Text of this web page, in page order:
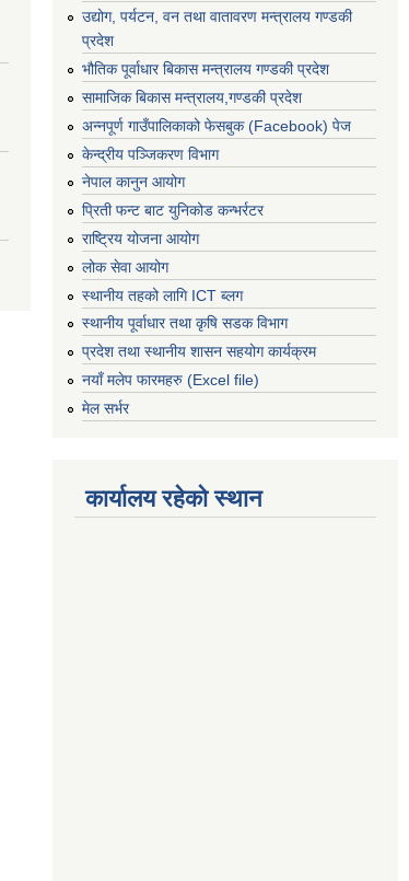
उद्योग, पर्यटन, वन तथा वातावरण मन्त्रालय गण्डकी
प्रदेश
भौतिक पूर्वाधार बिकास मन्त्रालय गण्डकी प्रदेश
सामाजिक बिकास मन्त्रालय,गण्डकी प्रदेश
अन्नपूर्ण गाउँपालिकाको फेसबुक (Facebook) पेज
केन्द्रीय पञ्जिकरण विभाग
नेपाल कानुन आयोग
प्रिती फन्ट बाट युनिकोड कन्भर्रटर
राष्ट्रिय योजना आयोग
लोक सेवा आयोग
स्थानीय तहको लागि ICT ब्लग
स्थानीय पूर्वाधार तथा कृषि सडक विभाग
प्रदेश तथा स्थानीय शासन सहयोग कार्यक्रम
नयाँ मलेप फारमहरु (Excel file)
मेल सर्भर
कार्यालय रहेको स्थान